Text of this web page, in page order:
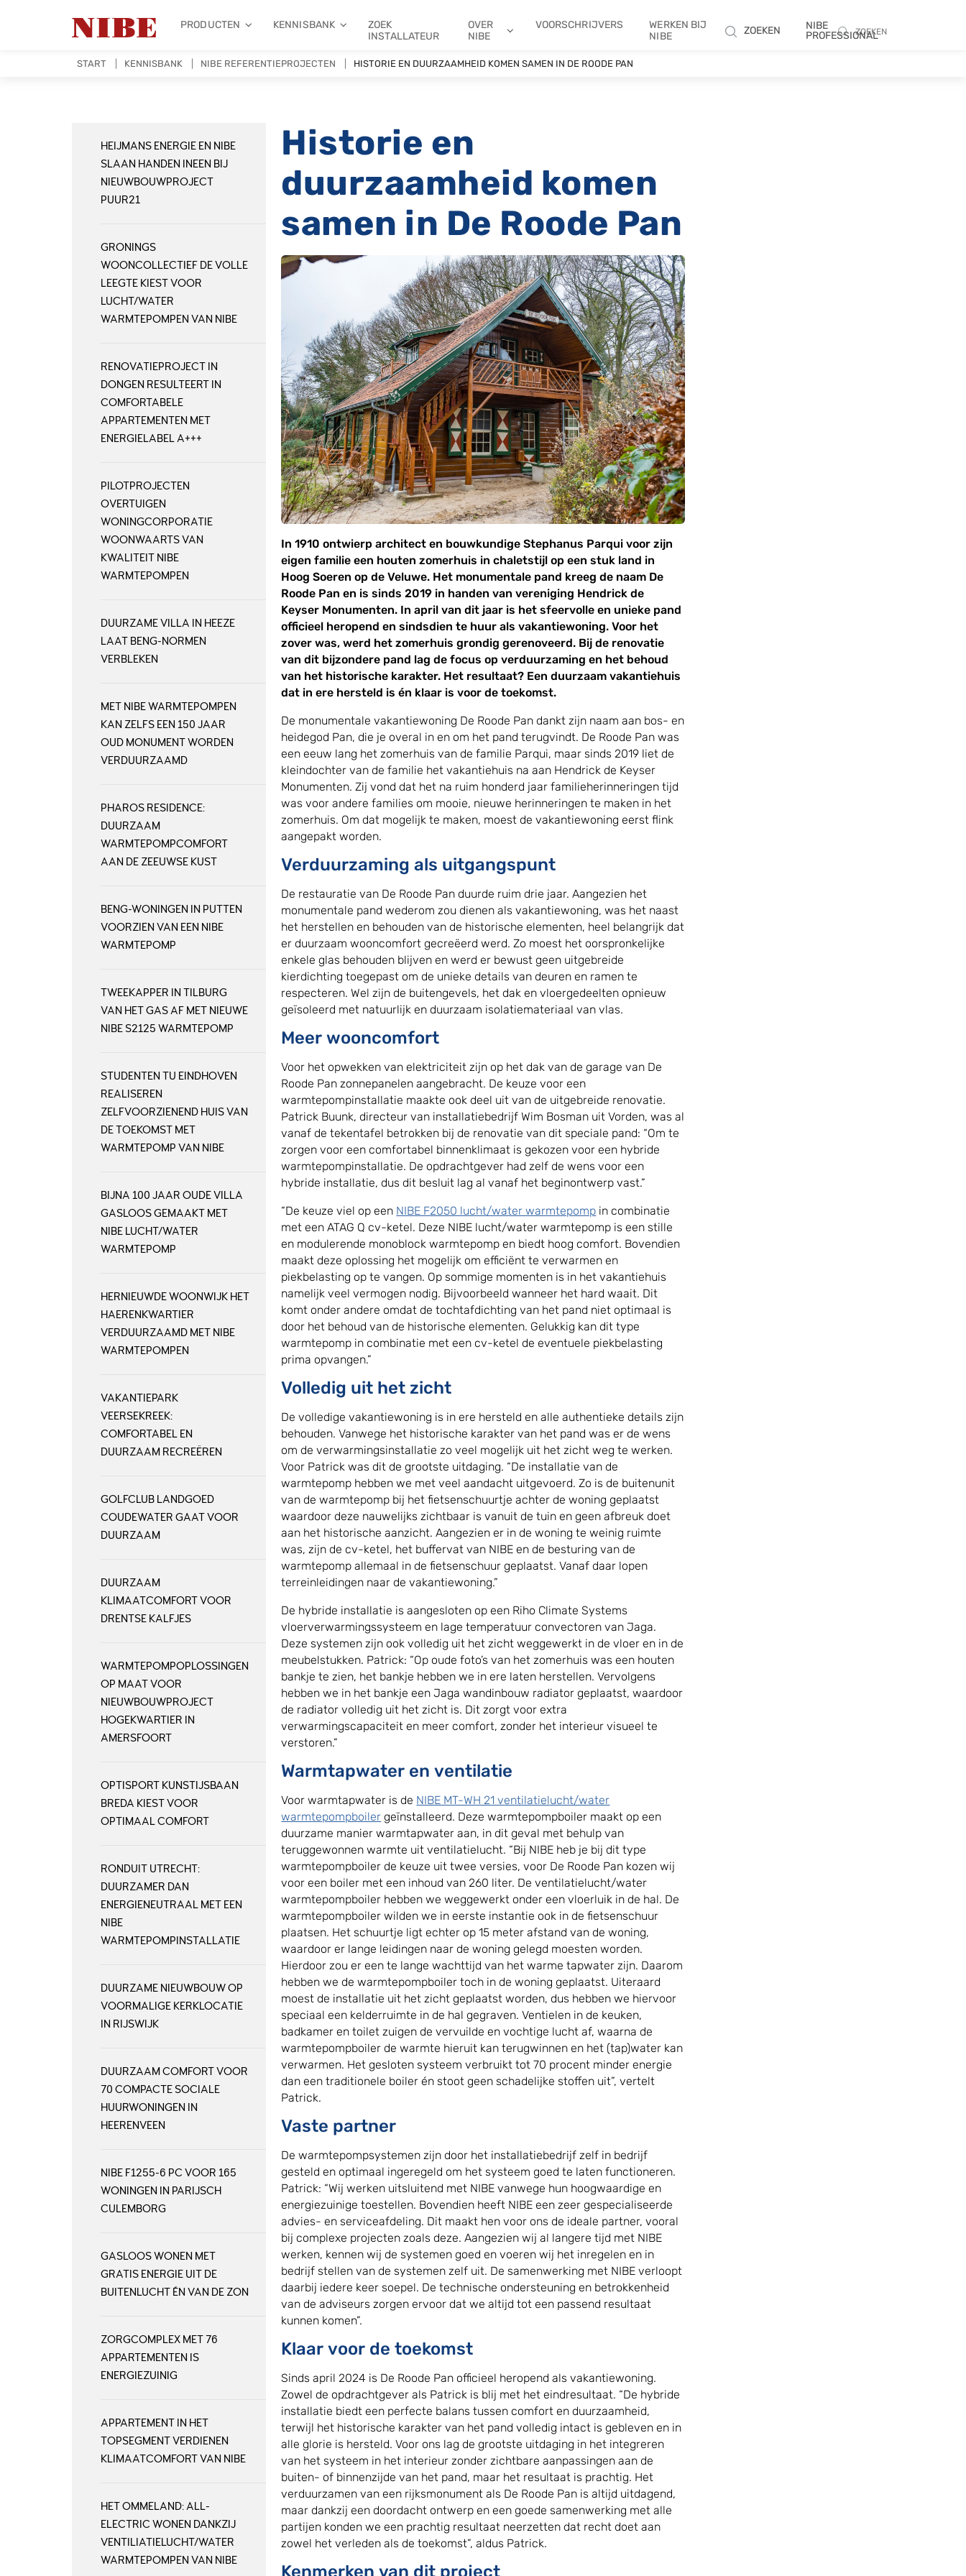
PRODUCTEN KENNISBANK
ZOEK
INSTALLATEUR
OVER
NIBE
VOORSCHRIJVERS
WERKEN BIJ
NIBE
ZOEKEN
NIBE
PROFESSIONAL
ZOEKEN
START KENNISBANK NIBE REFERENTIEPROJECTEN HISTORIE EN DUURZAAMHEID KOMEN SAMEN IN DE ROODE PAN
HEIJMANS ENERGIE EN NIBE
SLAAN HANDEN INEEN BIJ
NIEUWBOUWPROJECT
PUUR21
GRONINGS
WOONCOLLECTIEF DE VOLLE
LEEGTE KIEST VOOR
LUCHT/WATER
WARMTEPOMPEN VAN NIBE
RENOVATIEPROJECT IN
DONGEN RESULTEERT IN
COMFORTABELE
APPARTEMENTEN MET
ENERGIELABEL A+++
PILOTPROJECTEN
OVERTUIGEN
WONINGCORPORATIE
WOONWAARTS VAN
KWALITEIT NIBE
WARMTEPOMPEN
DUURZAME VILLA IN HEEZE
LAAT BENG-NORMEN
VERBLEKEN
MET NIBE WARMTEPOMPEN
KAN ZELFS EEN 150 JAAR
OUD MONUMENT WORDEN
VERDUURZAAMD
PHAROS RESIDENCE:
DUURZAAM
WARMTEPOMPCOMFORT
AAN DE ZEEUWSE KUST
BENG-WONINGEN IN PUTTEN
VOORZIEN VAN EEN NIBE
WARMTEPOMP
TWEEKAPPER IN TILBURG
VAN HET GAS AF MET NIEUWE
NIBE S2125 WARMTEPOMP
STUDENTEN TU EINDHOVEN
REALISEREN
ZELFVOORZIENEND HUIS VAN
DE TOEKOMST MET
WARMTEPOMP VAN NIBE
BIJNA 100 JAAR OUDE VILLA
GASLOOS GEMAAKT MET
NIBE LUCHT/WATER
WARMTEPOMP
HERNIEUWDE WOONWIJK HET
HAERENKWARTIER
VERDUURZAAMD MET NIBE
WARMTEPOMPEN
VAKANTIEPARK
VEERSEKREEK:
COMFORTABEL EN
DUURZAAM RECREËREN
GOLFCLUB LANDGOED
COUDEWATER GAAT VOOR
DUURZAAM
DUURZAAM
KLIMAATCOMFORT VOOR
DRENTSE KALFJES
WARMTEPOMPOPLOSSINGEN
OP MAAT VOOR
NIEUWBOUWPROJECT
HOGEKWARTIER IN
AMERSFOORT
OPTISPORT KUNSTIJSBAAN
BREDA KIEST VOOR
OPTIMAAL COMFORT
RONDUIT UTRECHT:
DUURZAMER DAN
ENERGIENEUTRAAL MET EEN
NIBE
WARMTEPOMPINSTALLATIE
DUURZAME NIEUWBOUW OP
VOORMALIGE KERKLOCATIE
IN RIJSWIJK
DUURZAAM COMFORT VOOR
70 COMPACTE SOCIALE
HUURWONINGEN IN
HEERENVEEN
NIBE F1255-6 PC VOOR 165
WONINGEN IN PARIJSCH
CULEMBORG
GASLOOS WONEN MET
GRATIS ENERGIE UIT DE
BUITENLUCHT ÉN VAN DE ZON
ZORGCOMPLEX MET 76
APPARTEMENTEN IS
ENERGIEZUINIG
APPARTEMENT IN HET
TOPSEGMENT VERDIENEN
KLIMAATCOMFORT VAN NIBE
HET OMMELAND: ALL-
ELECTRIC WONEN DANKZIJ
VENTILIATIELUCHT/WATER
WARMTEPOMPEN VAN NIBE
Historie en
duurzaamheid komen
samen in De Roode Pan
In 1910 ontwierp architect en bouwkundige Stephanus Parqui voor zijn
eigen familie een houten zomerhuis in chaletstijl op een stuk land in
Hoog Soeren op de Veluwe. Het monumentale pand kreeg de naam De
Roode Pan en is sinds 2019 in handen van vereniging Hendrick de
Keyser Monumenten. In april van dit jaar is het sfeervolle en unieke pand
officieel heropend en sindsdien te huur als vakantiewoning. Voor het
zover was, werd het zomerhuis grondig gerenoveerd. Bij de renovatie
van dit bijzondere pand lag de focus op verduurzaming en het behoud
van het historische karakter. Het resultaat? Een duurzaam vakantiehuis
dat in ere hersteld is én klaar is voor de toekomst.
De monumentale vakantiewoning De Roode Pan dankt zijn naam aan bos- en
heidegod Pan, die je overal in en om het pand terugvindt. De Roode Pan was
een eeuw lang het zomerhuis van de familie Parqui, maar sinds 2019 liet de
kleindochter van de familie het vakantiehuis na aan Hendrick de Keyser
Monumenten. Zij vond dat het na ruim honderd jaar familieherinneringen tijd
was voor andere families om mooie, nieuwe herinneringen te maken in het
zomerhuis. Om dat mogelijk te maken, moest de vakantiewoning eerst flink
aangepakt worden.
Verduurzaming als uitgangspunt
De restauratie van De Roode Pan duurde ruim drie jaar. Aangezien het
monumentale pand wederom zou dienen als vakantiewoning, was het naast
het herstellen en behouden van de historische elementen, heel belangrijk dat
er duurzaam wooncomfort gecreëerd werd. Zo moest het oorspronkelijke
enkele glas behouden blijven en werd er bewust geen uitgebreide
kierdichting toegepast om de unieke details van deuren en ramen te
respecteren. Wel zijn de buitengevels, het dak en vloergedeelten opnieuw
geïsoleerd met natuurlijk en duurzaam isolatiemateriaal van vlas.
Meer wooncomfort
Voor het opwekken van elektriciteit zijn op het dak van de garage van De
Roode Pan zonnepanelen aangebracht. De keuze voor een
warmtepompinstallatie maakte ook deel uit van de uitgebreide renovatie.
Patrick Buunk, directeur van installatiebedrijf Wim Bosman uit Vorden, was al
vanaf de tekentafel betrokken bij de renovatie van dit speciale pand: “Om te
zorgen voor een comfortabel binnenklimaat is gekozen voor een hybride
warmtepompinstallatie. De opdrachtgever had zelf de wens voor een
hybride installatie, dus dit besluit lag al vanaf het beginontwerp vast.”
“De keuze viel op een NIBE F2050 lucht/water warmtepomp in combinatie
met een ATAG Q cv-ketel. Deze NIBE lucht/water warmtepomp is een stille
en modulerende monoblock warmtepomp en biedt hoog comfort. Bovendien
maakt deze oplossing het mogelijk om efficiënt te verwarmen en
piekbelasting op te vangen. Op sommige momenten is in het vakantiehuis
namelijk veel vermogen nodig. Bijvoorbeeld wanneer het hard waait. Dit
komt onder andere omdat de tochtafdichting van het pand niet optimaal is
door het behoud van de historische elementen. Gelukkig kan dit type
warmtepomp in combinatie met een cv-ketel de eventuele piekbelasting
prima opvangen.”
Volledig uit het zicht
De volledige vakantiewoning is in ere hersteld en alle authentieke details zijn
behouden. Vanwege het historische karakter van het pand was er de wens
om de verwarmingsinstallatie zo veel mogelijk uit het zicht weg te werken.
Voor Patrick was dit de grootste uitdaging. “De installatie van de
warmtepomp hebben we met veel aandacht uitgevoerd. Zo is de buitenunit
van de warmtepomp bij het fietsenschuurtje achter de woning geplaatst
waardoor deze nauwelijks zichtbaar is vanuit de tuin en geen afbreuk doet
aan het historische aanzicht. Aangezien er in de woning te weinig ruimte
was, zijn de cv-ketel, het buffervat van NIBE en de besturing van de
warmtepomp allemaal in de fietsenschuur geplaatst. Vanaf daar lopen
terreinleidingen naar de vakantiewoning.”
De hybride installatie is aangesloten op een Riho Climate Systems
vloerverwarmingssysteem en lage temperatuur convectoren van Jaga.
Deze systemen zijn ook volledig uit het zicht weggewerkt in de vloer en in de
meubelstukken. Patrick: “Op oude foto’s van het zomerhuis was een houten
bankje te zien, het bankje hebben we in ere laten herstellen. Vervolgens
hebben we in het bankje een Jaga wandinbouw radiator geplaatst, waardoor
de radiator volledig uit het zicht is. Dit zorgt voor extra
verwarmingscapaciteit en meer comfort, zonder het interieur visueel te
verstoren.”
Warmtapwater en ventilatie
Voor warmtapwater is de NIBE MT-WH 21 ventilatielucht/water
warmtepompboiler geïnstalleerd. Deze warmtepompboiler maakt op een
duurzame manier warmtapwater aan, in dit geval met behulp van
teruggewonnen warmte uit ventilatielucht. “Bij NIBE heb je bij dit type
warmtepompboiler de keuze uit twee versies, voor De Roode Pan kozen wij
voor een boiler met een inhoud van 260 liter. De ventilatielucht/water
warmtepompboiler hebben we weggewerkt onder een vloerluik in de hal. De
warmtepompboiler wilden we in eerste instantie ook in de fietsenschuur
plaatsen. Het schuurtje ligt echter op 15 meter afstand van de woning,
waardoor er lange leidingen naar de woning gelegd moesten worden.
Hierdoor zou er een te lange wachttijd van het warme tapwater zijn. Daarom
hebben we de warmtepompboiler toch in de woning geplaatst. Uiteraard
moest de installatie uit het zicht geplaatst worden, dus hebben we hiervoor
speciaal een kelderruimte in de hal gegraven. Ventielen in de keuken,
badkamer en toilet zuigen de vervuilde en vochtige lucht af, waarna de
warmtepompboiler de warmte hieruit kan terugwinnen en het (tap)water kan
verwarmen. Het gesloten systeem verbruikt tot 70 procent minder energie
dan een traditionele boiler én stoot geen schadelijke stoffen uit”, vertelt
Patrick.
Vaste partner
De warmtepompsystemen zijn door het installatiebedrijf zelf in bedrijf
gesteld en optimaal ingeregeld om het systeem goed te laten functioneren.
Patrick: “Wij werken uitsluitend met NIBE vanwege hun hoogwaardige en
energiezuinige toestellen. Bovendien heeft NIBE een zeer gespecialiseerde
advies- en serviceafdeling. Dit maakt hen voor ons de ideale partner, vooral
bij complexe projecten zoals deze. Aangezien wij al langere tijd met NIBE
werken, kennen wij de systemen goed en voeren wij het inregelen en in
bedrijf stellen van de systemen zelf uit. De samenwerking met NIBE verloopt
daarbij iedere keer soepel. De technische ondersteuning en betrokkenheid
van de adviseurs zorgen ervoor dat we altijd tot een passend resultaat
kunnen komen”.
Klaar voor de toekomst
Sinds april 2024 is De Roode Pan officieel heropend als vakantiewoning.
Zowel de opdrachtgever als Patrick is blij met het eindresultaat. “De hybride
installatie biedt een perfecte balans tussen comfort en duurzaamheid,
terwijl het historische karakter van het pand volledig intact is gebleven en in
alle glorie is hersteld. Voor ons lag de grootste uitdaging in het integreren
van het systeem in het interieur zonder zichtbare aanpassingen aan de
buiten- of binnenzijde van het pand, maar het resultaat is prachtig. Het
verduurzamen van een rijksmonument als De Roode Pan is altijd uitdagend,
maar dankzij een doordacht ontwerp en een goede samenwerking met alle
partijen konden we een prachtig resultaat neerzetten dat recht doet aan
zowel het verleden als de toekomst”, aldus Patrick.
Kenmerken van dit project